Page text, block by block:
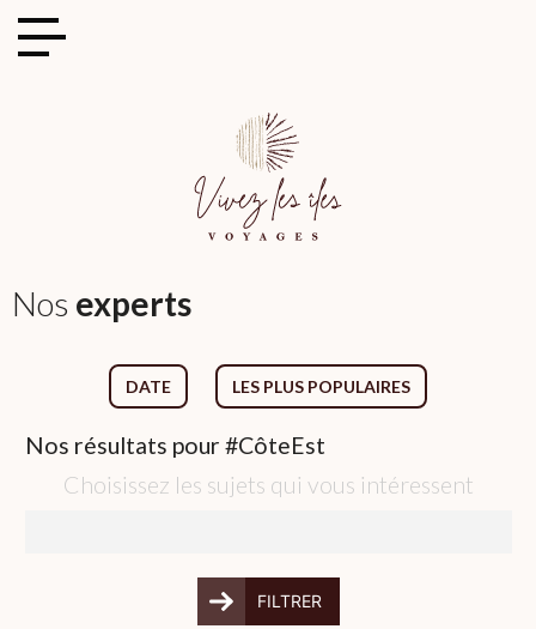
Nos experts
DATE LES PLUS POPULAIRES
Nos résultats pour #CôteEst
Choisissez les sujets qui vous intéressent
FILTRER